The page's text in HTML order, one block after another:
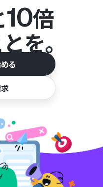
10倍
を。
る